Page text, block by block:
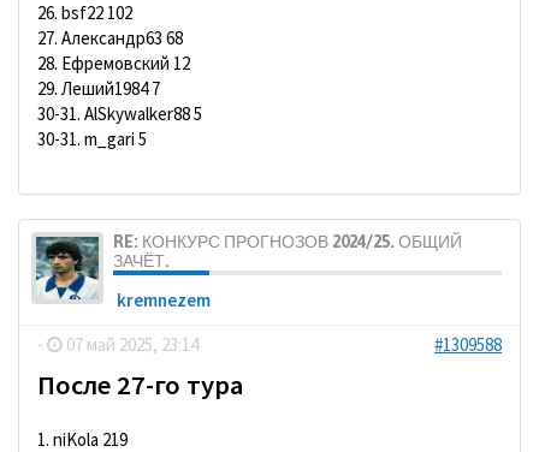
26. bsf22 102
27. Александр63 68
28. Ефремовский 12
29. Леший1984 7
30-31. AlSkywalker88 5
30-31. m_gari 5
RE: КОНКУРС ПРОГНОЗОВ 2024/25. ОБЩИЙ
ЗАЧЁТ.
kremnezem
-
07 май 2025, 23:14 #1309588
После 27-го тура
1. niKola 219